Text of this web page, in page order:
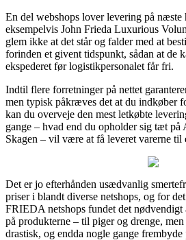
En del webshops lover levering på næste
eksempelvis John Frieda Luxurious
glem ikke at det står og falder med at
forinden et givent tidspunkt, sådan at de
ekspederet før logistikpersonalet får fri.
Indtil flere forretninger på nettet
men typisk påkræves det at du indkøber
kan du overveje den mest letkøbte
gange – hvad end du opholder sig tæt
Skagen – vil være at få leveret varerne til
Det er jo efterhånden usædvanlig
priser i blandt diverse netshops, og for
FRIEDA netshops fundet det nødvendigt
på produkterne – til piger og drenge,
drastisk, og endda nogle gange